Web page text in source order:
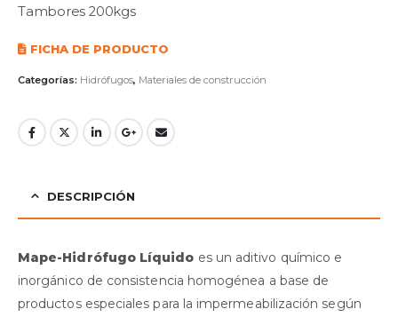
Tambores 200kgs
FICHA DE PRODUCTO
Categorías: Hidrófugos, Materiales de construcción
DESCRIPCIÓN
Mape-Hidrófugo Líquido es un aditivo químico e
inorgánico de consistencia homogénea a base de
productos especiales para la impermeabilización según